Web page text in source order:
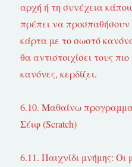
αρχή ή τη συνέχεια
πρέπει να προσπαθήσουν
κάρτα με το σωστό
θα αντιστοιχίσει τους
κανόνες, κερδίζει.
6.10. Μαθαίνω
Σέιφ (Scratch)
6.11. Παιχνίδι μνήμης: Οι